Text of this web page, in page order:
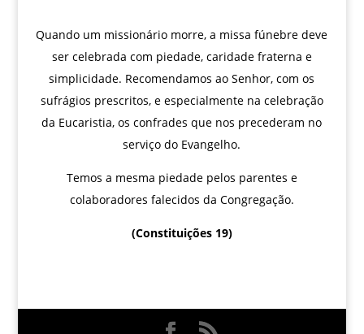
Quando um missionário morre, a missa fúnebre deve
ser celebrada com piedade, caridade fraterna e
simplicidade. Recomendamos ao Senhor, com os
sufrágios prescritos, e especialmente na celebração
da Eucaristia, os confrades que nos precederam no
serviço do Evangelho.
Temos a mesma piedade pelos parentes e
colaboradores falecidos da Congregação.
(Constituições 19)